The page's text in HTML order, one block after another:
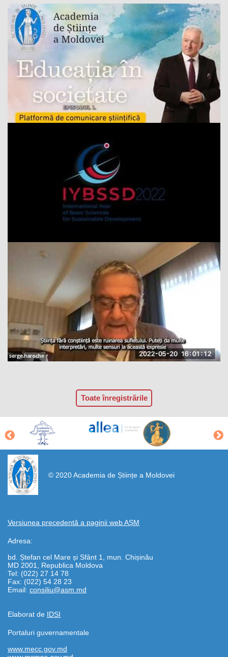
Toate înregistrările
© 2020 Academia de Științe a Moldovei
Versiunea precedentă a paginii web AȘM
Adresa:
bd. Ștefan cel Mare și Sfânt 1, mun. Chișinău
MD 2001, Republica Moldova
Tel: (022) 27 14 78
Fax: (022) 54 28 23
Email: consiliu@asm.md
Elaborat de IDSI
https://propletenie.ru/
Portaluri guvernamentale
www.mecc.gov.md